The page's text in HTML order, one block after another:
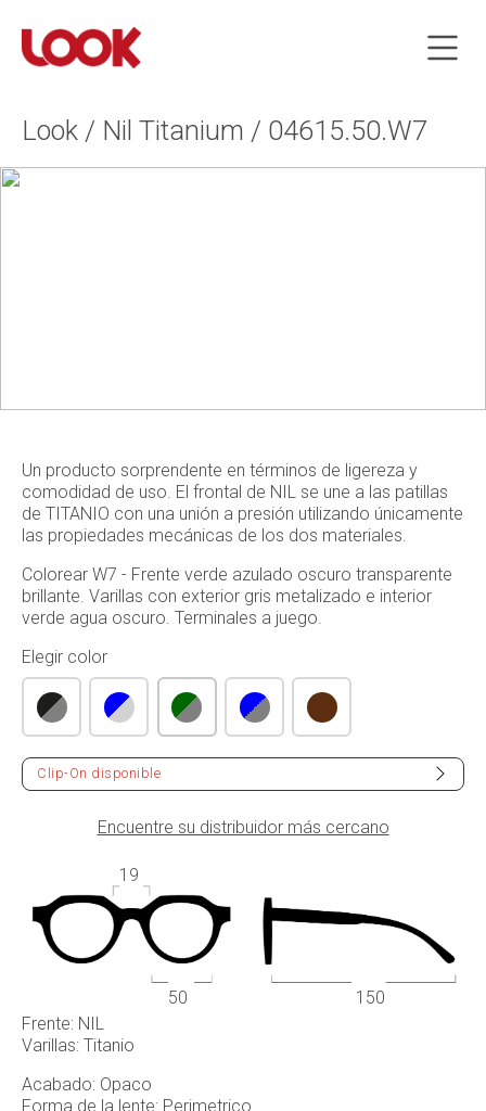
Look / Nil Titanium / 04615.50.W7
Frente: NIL
Varillas: Titanio
Acabado: Opaco
Forma de la lente: Perimetrico
Un producto sorprendente en términos de ligereza y
comodidad de uso. El frontal de NIL se une a las patillas
de TITANIO con una unión a presión utilizando únicamente
las propiedades mecánicas de los dos materiales.
Colorear W7 - Frente verde azulado oscuro transparente
brillante. Varillas con exterior gris metalizado e interior
verde agua oscuro. Terminales a juego.
Elegir color
Clip-On disponible
Encuentre su distribuidor más cercano
50
19
150